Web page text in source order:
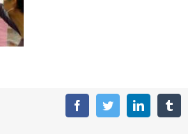
FacebookTwitterLinkedIn